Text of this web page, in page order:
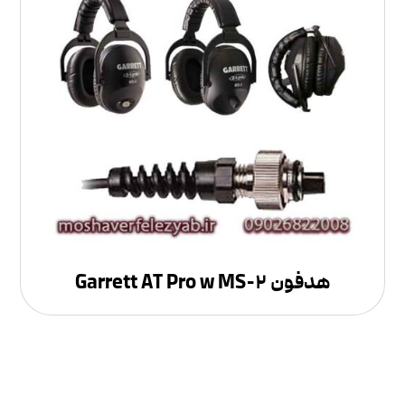
هدفون Garrett AT Pro w MS-۲